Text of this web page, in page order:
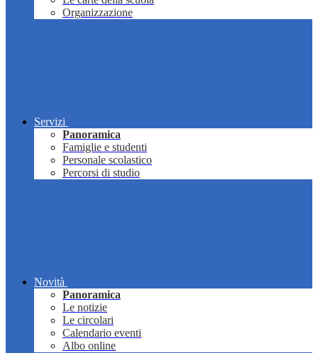
Organizzazione
Servizi
Panoramica
Famiglie e studenti
Personale scolastico
Percorsi di studio
Novità
Panoramica
Le notizie
Le circolari
Calendario eventi
Albo online